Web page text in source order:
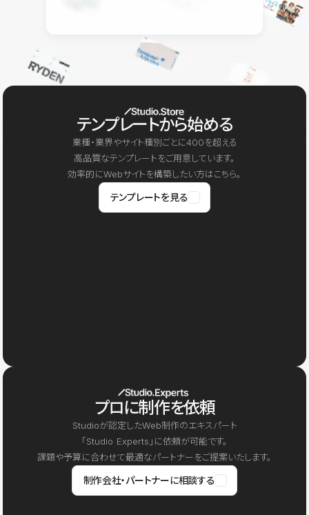
テンプレートから始める
業種・業界やサイト種別ごとに400を超える
高品質なテンプレートをご用意しています。
効率的にWebサイトを構築したい方はこちら。
テンプレートを見る
プロに制作を依頼
Studioが認定したWeb制作のエキスパート
「Studio Experts」に依頼が可能です。
課題や予算に合わせて最適なパートナーをご提案いたします。
制作会社・パートナーに相談する